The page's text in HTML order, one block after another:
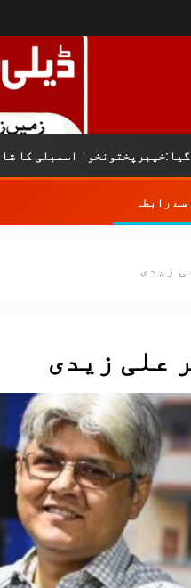
اسمبلی کا شاہانہ مراعاتی
سے رابطہ
زیدی
علی زیدی